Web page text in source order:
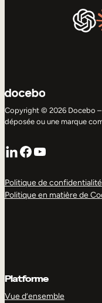
Copyright © 2026 Docebo –
déposée ou une marque
LinkedIn
Facebook
YouTube
Politique de confidentialité
Politique en matière de
Platforme
Vue d’ensemble